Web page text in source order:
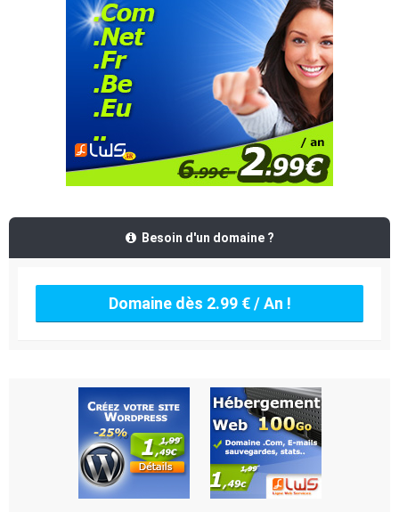
Besoin d'un domaine ?
Domaine dès 2.99 € / An !